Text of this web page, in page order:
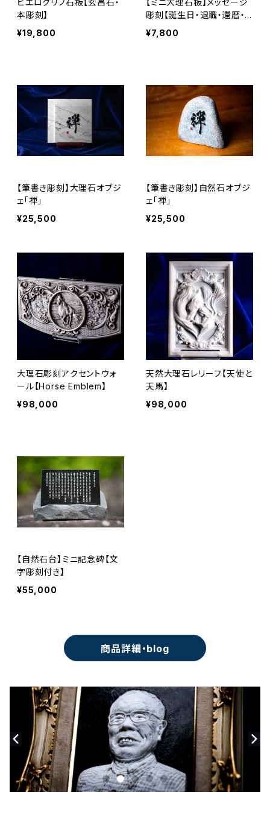
ヒエログリフ石板【玄昌石・
本彫刻】
¥19,800
【ミニ大理石板】メッセージ
彫刻【誕生日・退職・還暦・
結婚・命名・木製イーゼル
付】
¥7,800
【筆書き彫刻】大理石オブジ
ェ「禅」
¥25,500
【筆書き彫刻】自然石オブジ
ェ「禅」
¥25,500
大理石彫刻アクセントウォ
ール【Horse Emblem】
¥98,000
天然大理石レリーフ【天使と
天馬】
¥98,000
【自然石台】ミニ記念碑【文
字彫刻付き】
¥55,000
商品詳細・blog